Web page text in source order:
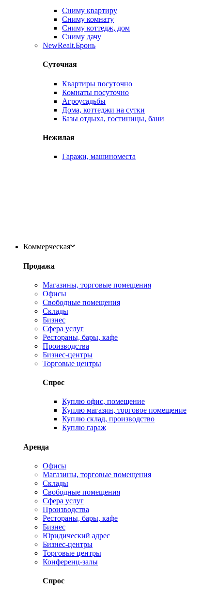
Сниму квартиру
Сниму комнату
Сниму коттедж, дом
Сниму дачу
NewRealt.Бронь
Суточная
Квартиры посуточно
Комнаты посуточно
Агроусадьбы
Дома, коттеджи на сутки
Базы отдыха, гостиницы, бани
Нежилая
Гаражи, машиноместа
Коммерческая
Продажа
Магазины, торговые помещения
Офисы
Свободные помещения
Склады
Бизнес
Сфера услуг
Рестораны, бары, кафе
Производства
Бизнес-центры
Торговые центры
Спрос
Куплю офис, помещение
Куплю магазин, торговое помещение
Куплю склад, производство
Куплю гараж
Аренда
Офисы
Магазины, торговые помещения
Склады
Свободные помещения
Сфера услуг
Производства
Рестораны, бары, кафе
Бизнес
Юридический адрес
Бизнес-центры
Торговые центры
Конференц-залы
Спрос